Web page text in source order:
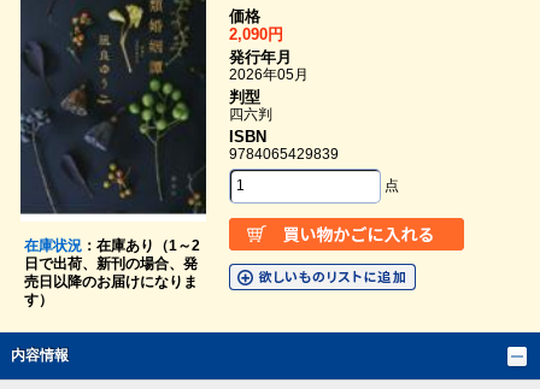
在庫状況：在庫あり（1～2
日で出荷、新刊の場合、発
売日以降のお届けになりま
す）
価格
2,090円
発行年月
2026年05月
判型
四六判
ISBN
9784065429839
点
内容情報